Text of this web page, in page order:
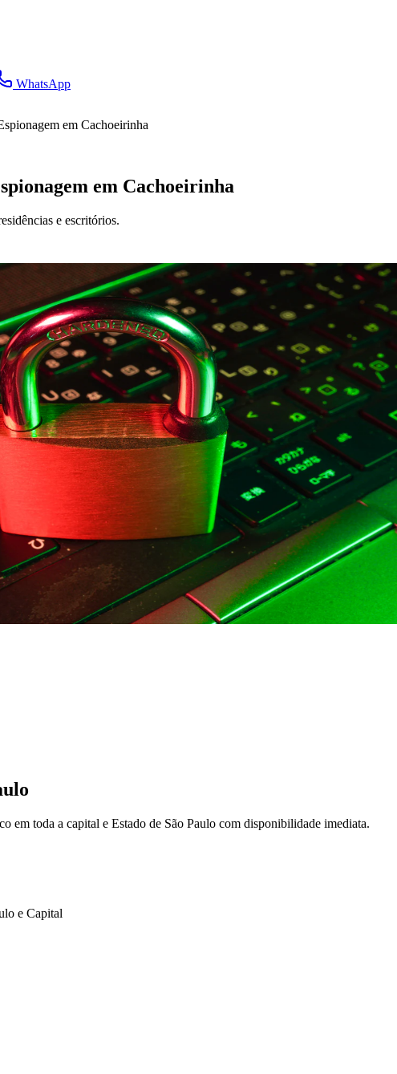
WhatsApp
em Cachoeirinha
em Cachoeirinha
e escritórios.
em toda a capital e Estado de São Paulo com disponibilidade imediata.
e Capital